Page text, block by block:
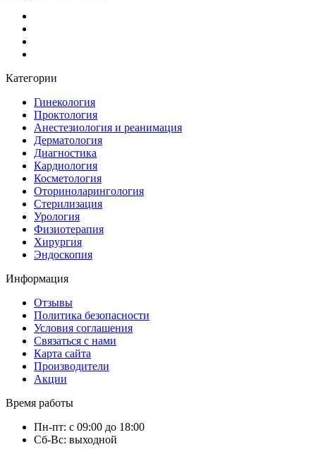
Категории
Гинекология
Проктология
Анестезиология и реанимация
Дерматология
Диагностика
Кардиология
Косметология
Оториноларингология
Стерилизация
Урология
Физиотерапия
Хирургия
Эндоскопия
Информация
Отзывы
Политика безопасности
Условия соглашения
Связаться с нами
Карта сайта
Производители
Акции
Время работы
Пн-пт: с 09:00 до 18:00
Сб-Вс: выходной